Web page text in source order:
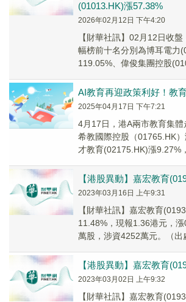
(01013.HK)漲57.38%
2026年02月12日 下午4:20
【財華社訊】02月12日收
幅榜前十名分別為博耳電力
119.05%、偉俊集團控股
AI教育再迎政策利好！教
2025年04月17日 下午7:21
4月17日，港A兩市教育集體
希教國際控股（01765.HK
才教育(02175.HK)漲9.27%
【港股異動】嘉宏教育
2023年03月16日 上午9:31
【財華社訊】嘉宏教育
11.48%，現報1.36港元，
萬股，涉資4252萬元。（出
【港股異動】嘉宏教育
2023年03月02日 上午9:32
【財華社訊】嘉宏教育